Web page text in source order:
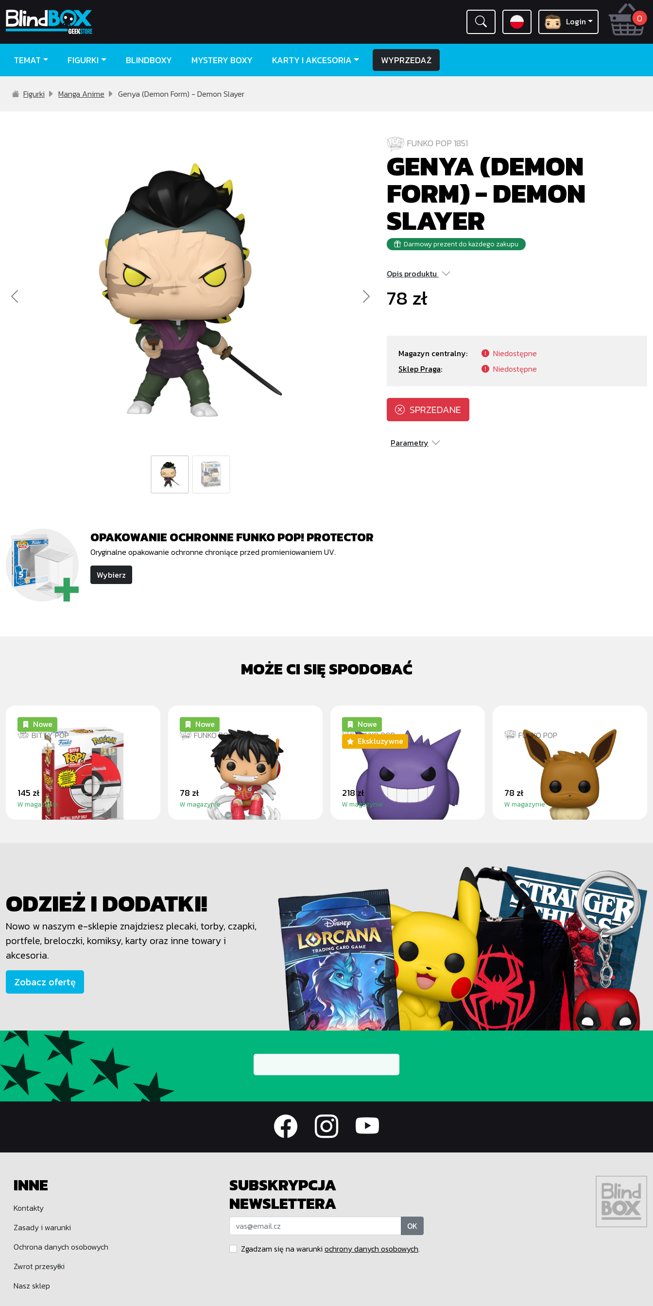
0
Login
TEMAT FIGURKI BLINDBOXY MYSTERY BOXY KARTY I AKCESORIA WYPRZEDAŻ
Figurki Manga Anime Genya (Demon Form) - Demon Slayer
Previous Next
FUNKO POP 1851
GENYA (DEMON
FORM) - DEMON
SLAYER
Darmowy prezent do każdego zakupu
Opis produktu
78 zł
Magazyn centralny:
Niedostępne
Sklep Praga: Niedostępne
SPRZEDANE
Parametry
OPAKOWANIE OCHRONNE FUNKO POP! PROTECTOR
Oryginalne opakowanie ochronne chroniące przed promieniowaniem UV.
Wybierz
MOŻE CI SIĘ SPODOBAĆ
BITTY POP
POKÉ BALL BITTY POP
DISPLAY
Nowe
145 zł
W magazynie
FUNKO POP
MONKEY D. LUFFY (EGGHEAD
ARC) - ONE PIECE
Nowe
78 zł
W magazynie
FUNKO POP
GENGAR 25CM
Nowe
Ekskluzywne
218 zł
W magazynie
FUNKO POP
EEVEE
78 zł
W magazynie
ODZIEŻ I DODATKI!
Nowo w naszym e-sklepie znajdziesz plecaki, torby, czapki,
portfele, breloczki, komiksy, karty oraz inne towary i
akcesoria.
Zobacz ofertę
INNE
Kontakty
Zasady i warunki
Ochrona danych osobowych
Zwrot przesyłki
Nasz sklep
SUBSKRYPCJA
NEWSLETTERA
OK
Zgadzam się na warunki ochrony danych osobowych.